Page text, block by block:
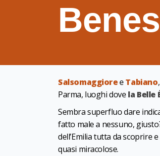
Salsomaggioree Tabiano
Parma, luoghi dove la Belle
Sembra superfluo dare
fatto male a nessuno,
dell’Emilia tutta da scoprire
quasi miracolose.